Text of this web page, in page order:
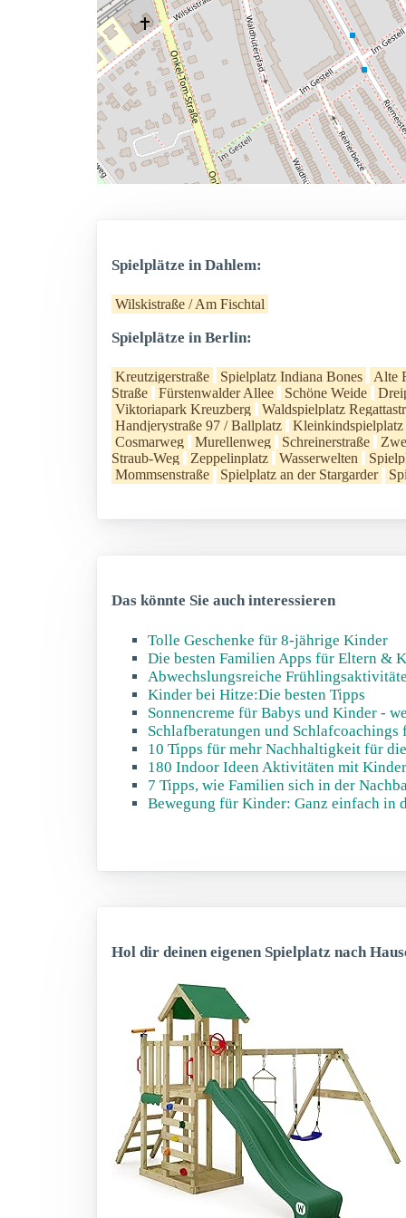
Spielplätze in Dahlem:
Wilskistraße / Am Fischtal
Spielplätze in Berlin:
Kreutzigerstraße Spielplatz Indiana Bones
Alte
Straße
Fürstenwalder Allee Schöne Weide
Viktoriapark Kreuzberg
Waldspielplatz
Handjerystraße 97 / Ballplatz
Cosmarweg
Murellenweg Schreinerstraße
Straub-Weg
Zeppelinplatz Wasserwelten
Mommsenstraße
Spielplatz an der Stargarder
Das könnte Sie auch interessieren
Tolle Geschenke für 8-jährige Kinder
Die besten Familien Apps für Eltern &
Abwechslungsreiche
Kinder bei Hitze:Die besten Tipps
Sonnencreme für Babys und Kinder -
Schlafberatungen und Schlafcoachings
10 Tipps für mehr Nachhaltigkeit für
180 Indoor Ideen Aktivitäten mit
7 Tipps, wie Familien sich in der
Bewegung für Kinder: Ganz einfach in
Hol dir deinen eigenen Spielplatz nach